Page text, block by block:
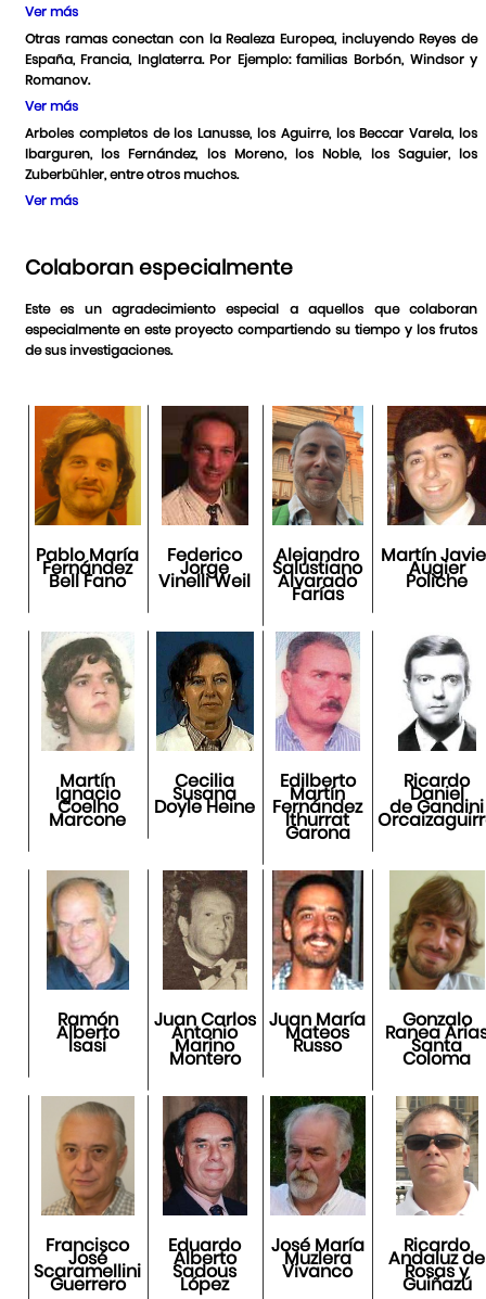
Ver más
Otras ramas conectan con la Realeza Europea, incluyendo Reyes de
España, Francia, Inglaterra. Por Ejemplo: familias Borbón, Windsor y
Romanov.
Ver más
Arboles completos de los Lanusse, los Aguirre, los Beccar Varela, los
Ibarguren, los Fernández, los Moreno, los Noble, los Saguier, los
Zuberbühler, entre otros muchos.
Ver más
Colaboran especialmente
Este es un agradecimiento especial a aquellos que colaboran
especialmente en este proyecto compartiendo su tiempo y los frutos
de sus investigaciones.
Pablo María
Fernández
Bell Fano
Federico
Jorge
Vinelli Weil
Alejandro
Salustiano
Alvarado
Farías
Martín
Augier
Poliche
Martín
Ignacio
Coelho
Marcone
Cecilia
Susana
Doyle Heine
Edilberto
Martín
Fernández
Ithurrat
Garona
Ricardo
Daniel
de Gandini
Ramón
Alberto
Isasi
Juan Carlos
Antonio
Marino
Montero
Juan María
Mateos
Russo
Gonzalo
Ranea
Santa
Coloma
Francisco
José
Scaramellini
Guerrero
Eduardo
Alberto
Sadous
López
José María
Muzlera
Vivanco
Ricardo
Andaluz de
Rosas y
Guiñazú